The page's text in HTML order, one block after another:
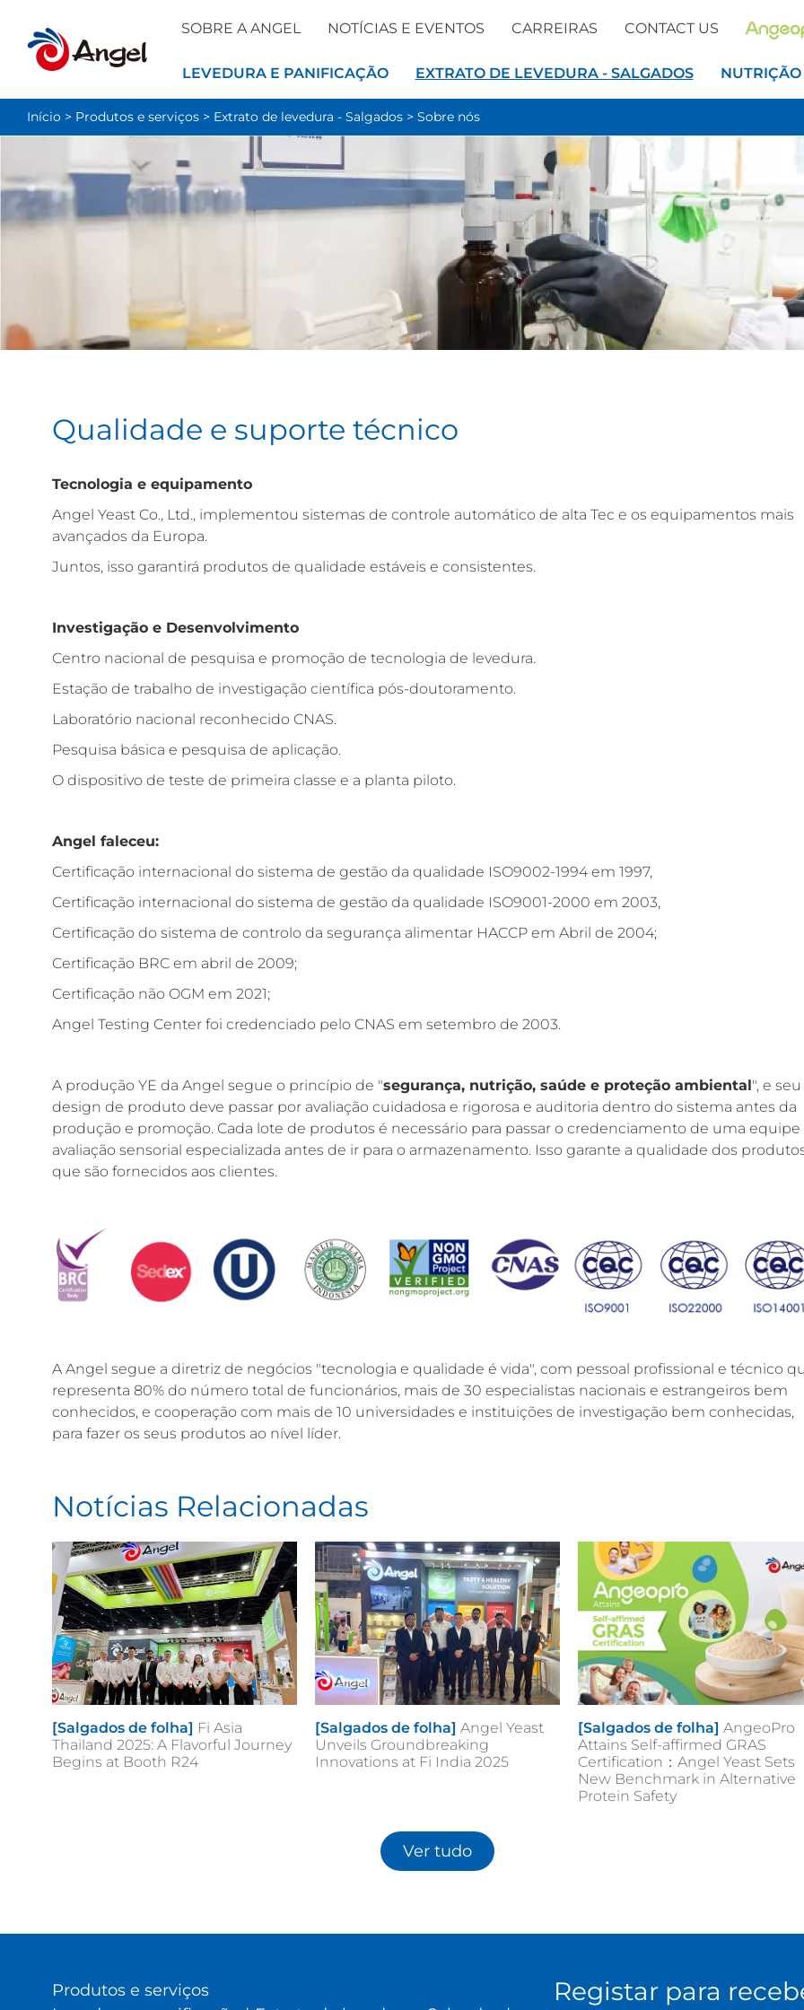
SOBRE A ANGEL NOTÍCIAS E EVENTOS CARREIRAS CONTACT US
LEVEDURA E PANIFICAÇÃO EXTRATO DE LEVEDURA - SALGADOS
Início > Produtos e serviços > Extrato de levedura - Salgados > Sobre nós
Qualidade e suporte técnico
Tecnologia e equipamento
Angel Yeast Co., Ltd., implementou sistemas de controle automático de alta Tec e os equipamentos mais
avançados da Europa.
Juntos, isso garantirá produtos de qualidade estáveis e consistentes.
Investigação e Desenvolvimento
Centro nacional de pesquisa e promoção de tecnologia de levedura.
Estação de trabalho de investigação científica pós-doutoramento.
Laboratório nacional reconhecido CNAS.
Pesquisa básica e pesquisa de aplicação.
O dispositivo de teste de primeira classe e a planta piloto.
Angel faleceu:
Certificação internacional do sistema de gestão da qualidade ISO9002-1994 em 1997,
Certificação internacional do sistema de gestão da qualidade ISO9001-2000 em 2003,
Certificação do sistema de controlo da segurança alimentar HACCP em Abril de 2004;
Certificação BRC em abril de 2009;
Certificação não OGM em 2021;
Angel Testing Center foi credenciado pelo CNAS em setembro de 2003.
A produção YE da Angel segue o princípio de "segurança, nutrição, saúde e proteção ambiental", e seu
design de produto deve passar por avaliação cuidadosa e rigorosa e auditoria dentro do sistema antes da
produção e promoção. Cada lote de produtos é necessário para passar o credenciamento de uma equipe
avaliação sensorial especializada antes de ir para o armazenamento. Isso garante a qualidade dos
que são fornecidos aos clientes.
A Angel segue a diretriz de negócios "tecnologia e qualidade é vida", com pessoal profissional e técnico
representa 80% do número total de funcionários, mais de 30 especialistas nacionais e estrangeiros bem
conhecidos, e cooperação com mais de 10 universidades e instituições de investigação bem conhecidas,
para fazer os seus produtos ao nível líder.
Notícias Relacionadas
[Salgados de folha] Fi Asia
Thailand 2025: A Flavorful Journey
Begins at Booth R24
[Salgados de folha] Angel Yeast
Unveils Groundbreaking
Innovations at Fi India 2025
[Salgados de folha] AngeoPro
Attains Self-affirmed GRAS
Certification：Angel Yeast Sets
New Benchmark in Alternative
Protein Safety
Ver tudo
Produtos e serviços
Registar para